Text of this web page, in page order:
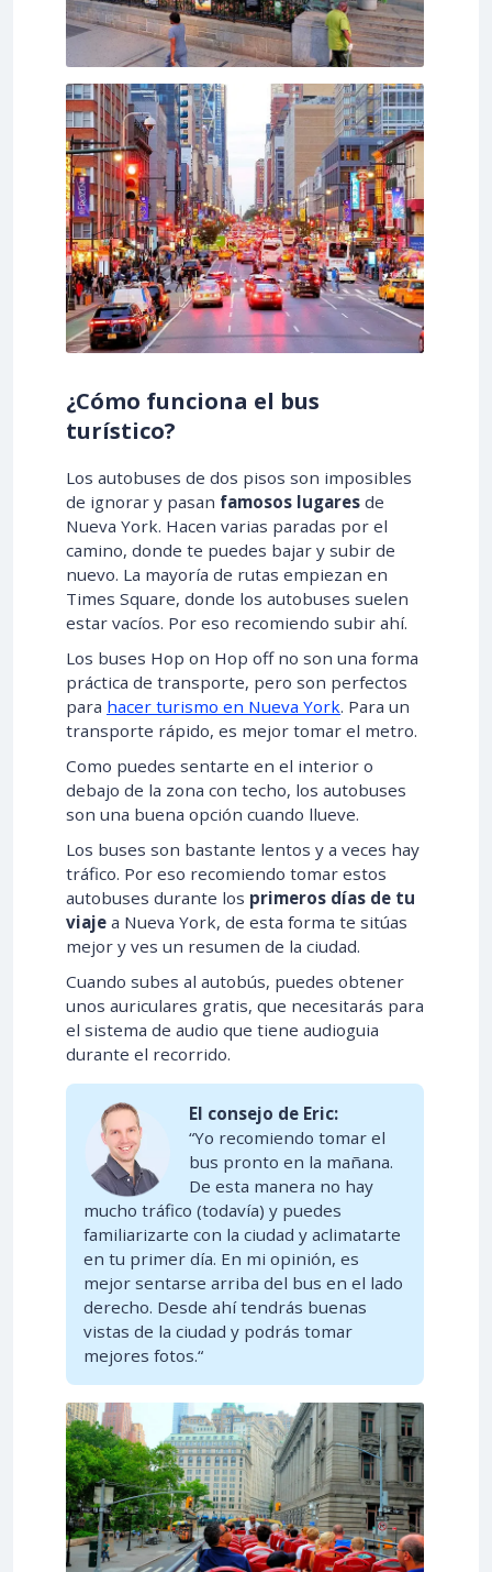
¿Cómo funciona el bus
turístico?
Los autobuses de dos pisos son imposibles
de ignorar y pasan famosos lugares de
Nueva York. Hacen varias paradas por el
camino, donde te puedes bajar y subir de
nuevo. La mayoría de rutas empiezan en
Times Square, donde los autobuses suelen
estar vacíos. Por eso recomiendo subir ahí.
Los buses Hop on Hop off no son una forma
práctica de transporte, pero son perfectos
para hacer turismo en Nueva York. Para un
transporte rápido, es mejor tomar el metro.
Como puedes sentarte en el interior o
debajo de la zona con techo, los autobuses
son una buena opción cuando llueve.
Los buses son bastante lentos y a veces hay
tráfico. Por eso recomiendo tomar estos
autobuses durante los primeros días de tu
viaje a Nueva York, de esta forma te sitúas
mejor y ves un resumen de la ciudad.
Cuando subes al autobús, puedes obtener
unos auriculares gratis, que necesitarás para
el sistema de audio que tiene audioguia
durante el recorrido.
El consejo de Eric:
“Yo recomiendo tomar el
bus pronto en la mañana.
De esta manera no hay
mucho tráfico (todavía) y puedes
familiarizarte con la ciudad y aclimatarte
en tu primer día. En mi opinión, es
mejor sentarse arriba del bus en el lado
derecho. Desde ahí tendrás buenas
vistas de la ciudad y podrás tomar
mejores fotos.“